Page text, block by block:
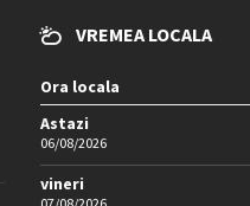
VREMEA LOCALA
Ora locala
Astazi
06/08/2026
vineri